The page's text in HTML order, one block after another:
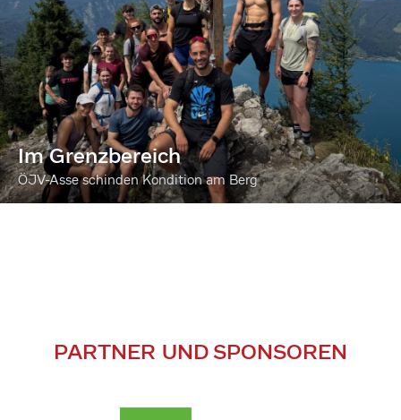
Im Grenzbereich
ÖJV-Asse schinden Kondition am Berg
PARTNER UND SPONSOREN